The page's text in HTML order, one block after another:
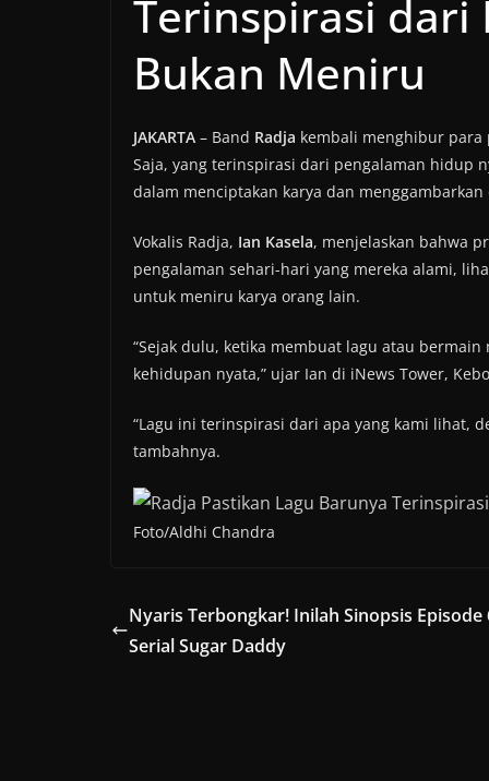
Terinspirasi dari
Bukan Meniru
JAKARTA – Band Radja kembali menghibur
Saja, yang terinspirasi dari pengalaman hidup
dalam menciptakan karya dan
Vokalis Radja, Ian Kasela, menjelaskan bahwa
pengalaman sehari-hari yang mereka alami,
untuk meniru karya orang lain.
“Sejak dulu, ketika membuat lagu atau
kehidupan nyata,” ujar Ian di iNews Tower,
“Lagu ini terinspirasi dari apa yang kami lihat,
tambahnya.
Foto/Aldhi Chandra
Nyaris Terbongkar! Inilah Sinopsis Episode
Serial Sugar Daddy